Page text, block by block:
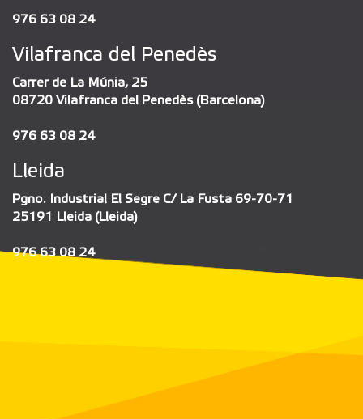
976 63 08 24
Vilafranca del Penedès
Carrer de La Múnia, 25
08720 Vilafranca del Penedès (Barcelona)
976 63 08 24
Lleida
Pgno. Industrial El Segre C/ La Fusta 69-70-71
25191 Lleida (Lleida)
976 63 08 24